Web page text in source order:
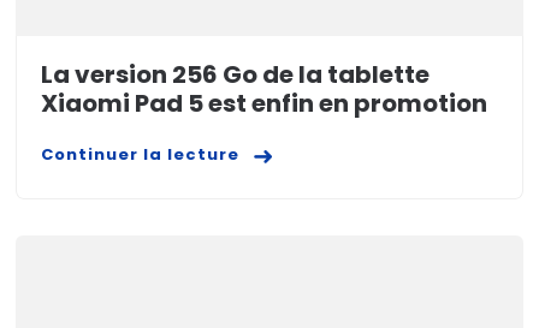
La version 256 Go de la tablette
Xiaomi Pad 5 est enfin en promotion
Continuer la lecture